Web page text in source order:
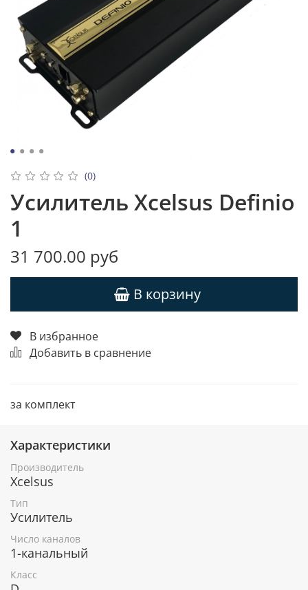
(0)
Усилитель Xcelsus Definio
1
31 700.00 руб
В корзину
В избранное
Добавить в сравнение
за комплект
Характеристики
Производитель
Xcelsus
Тип
Усилитель
Число каналов
1-канальный
Класс